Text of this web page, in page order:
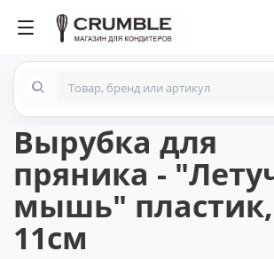
Вырубка для
пряника -
мышь" пластик,
11см